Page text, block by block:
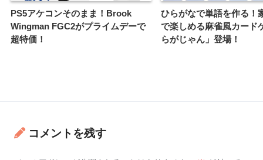
PS5アケコンそのまま！Brook
Wingman FGC2がプライムデーで
超特価！
ひらがなで単語を作る！
で楽しめる麻雀風カード
らがじゃん」登場！
コメントを残す